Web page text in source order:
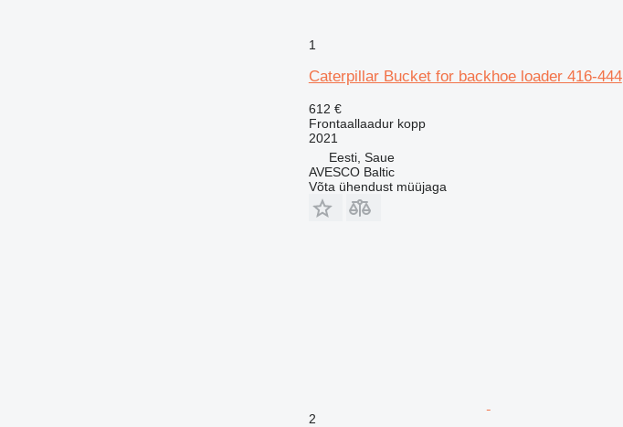
1
Caterpillar Bucket for backhoe loader 416-444
612 €
Frontaallaadur kopp
2021
Eesti, Saue
AVESCO Baltic
Võta ühendust müüjaga
2